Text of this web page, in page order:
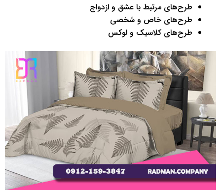
طرح‌های مرتبط با عشق و ازدواج
طرح‌های خاص و شخصی
طرح‌های کلاسیک و لوکس